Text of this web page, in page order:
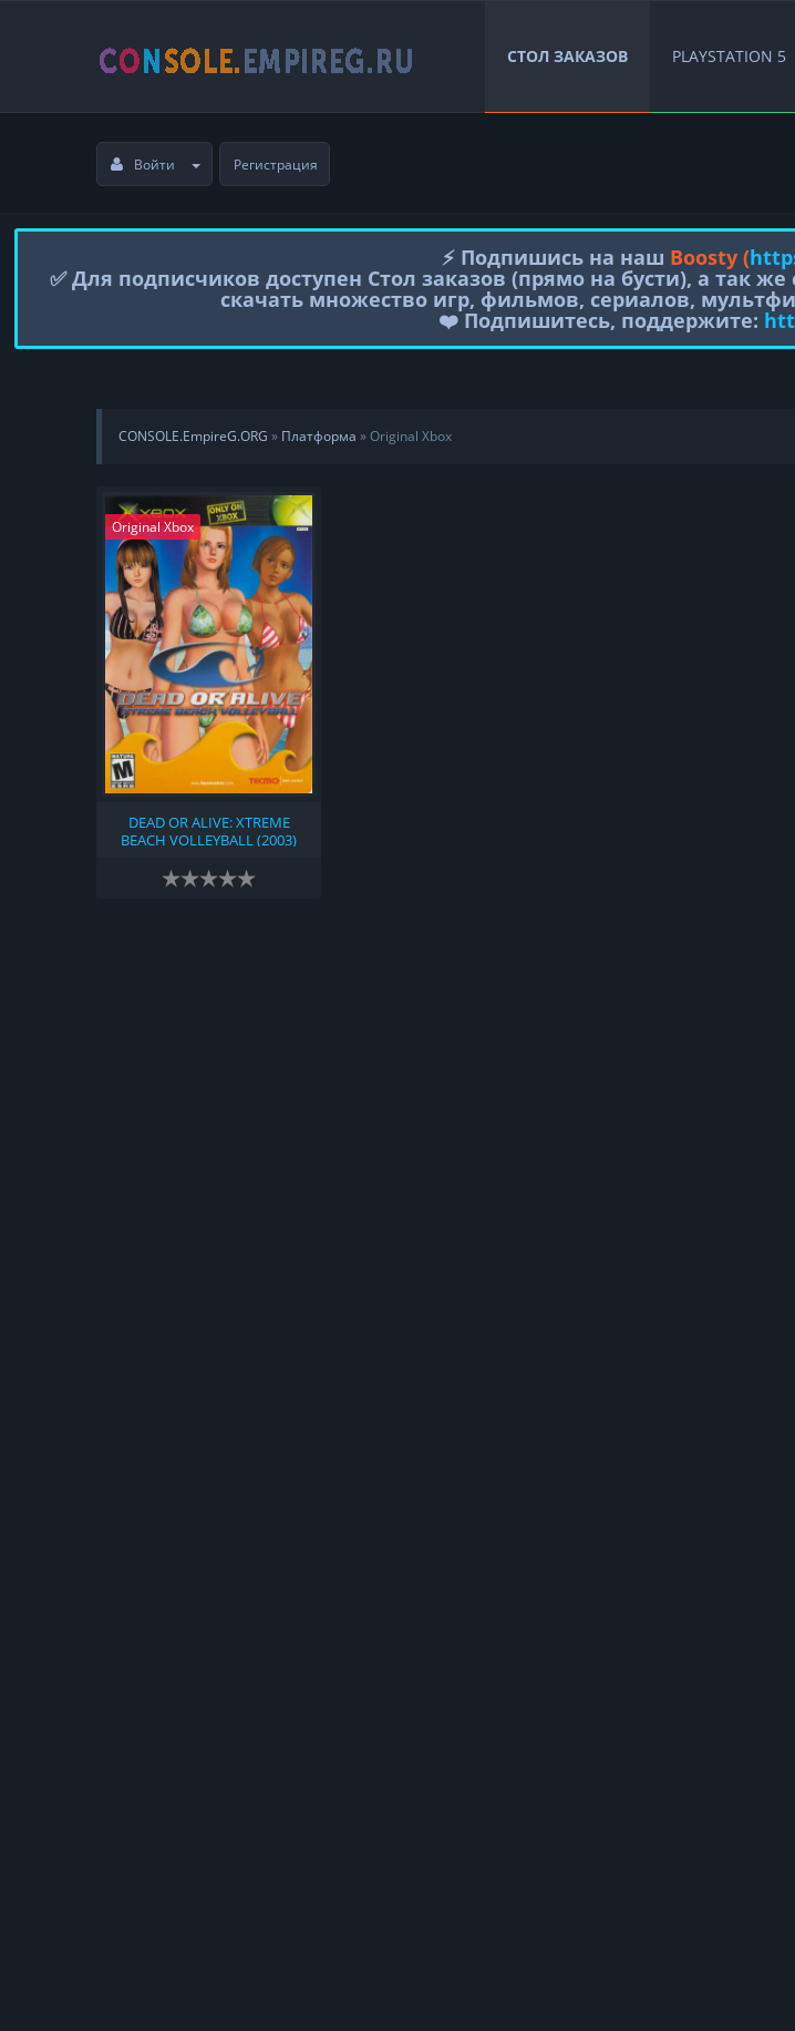
СТОЛ ЗАКАЗОВ PLAYSTATION 5
Войти Регистрация
⚡️ Подпишись на наш Boosty (
✅ Для подписчиков доступен Стол заказов (прямо на бусти), а так
скачать множество игр, фильмов, сериалов,
❤️ Подпишитесь, поддержите:
CONSOLE.EmpireG.ORG » Платформа » Original Xbox
Original Xbox
DEAD OR ALIVE: XTREME
BEACH VOLLEYBALL (2003)